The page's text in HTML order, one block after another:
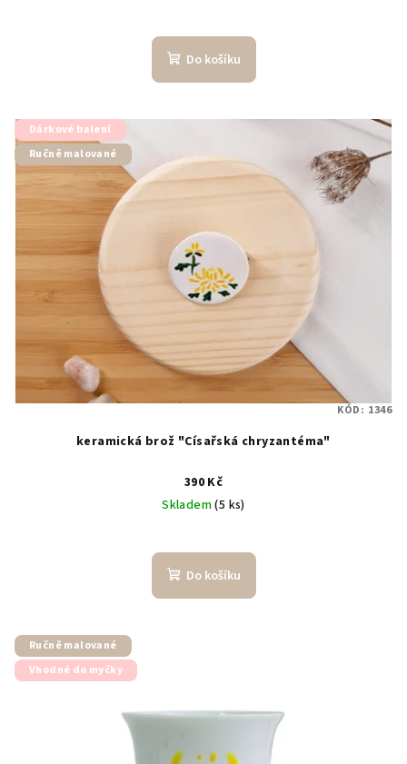
Do košíku
Dárkové balení
Ručně malované
keramická brož "Císařská chryzantéma"
390 Kč
Skladem(5 ks)
Do košíku
KÓD: 1346
Ručně malované
Vhodné do myčky